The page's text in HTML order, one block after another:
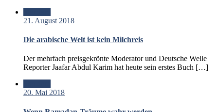
21. August 2018
Die arabische Welt ist kein Milchreis
Der mehrfach preisgekrönte Moderator und Deutsche Welle
Reporter Jaafar Abdul Karim hat heute sein erstes Buch […]
20. Mai 2018